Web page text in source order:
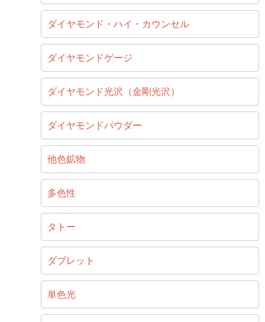
ダイヤモンド・ハイ・カウンセル
ダイヤモンドゲージ
ダイヤモンド光沢（金剛光沢）
ダイヤモンドパウダー
他色鉱物
多色性
タトー
ダブレット
単色光